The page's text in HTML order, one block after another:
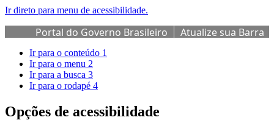
Ir direto para menu de acessibilidade.
Portal do Governo Brasileiro
Atualize sua Barra
de Governo
Ir para o conteúdo 1
Ir para o menu 2
Ir para a busca 3
Ir para o rodapé 4
Opções de acessibilidade